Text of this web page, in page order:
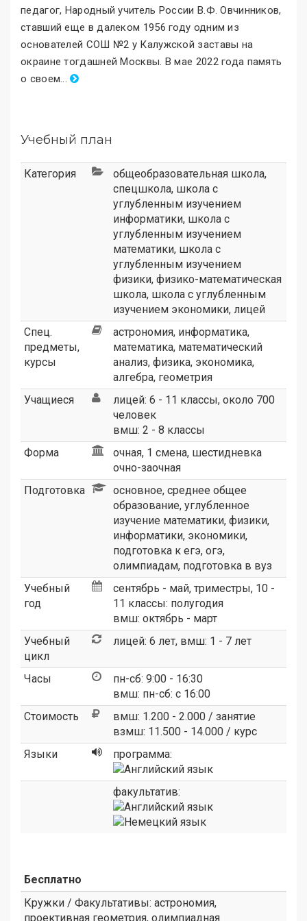
педагог, Народный учитель России В.Ф. Овчинников,
ставший еще в далеком 1956 году одним из
основателей СОШ №2 у Калужской заставы на
окраине тогдашней Москвы. В мае 2022 года память
о своем...
Учебный план
Категория общеобразовательная школа,
спецшкола, школа с
углубленным изучением
информатики, школа с
углубленным изучением
математики, школа с
углубленным изучением
физики, физико-математическая
школа, школа с углубленным
изучением экономики, лицей
Спец.
предметы,
курсы
астрономия, информатика,
математика, математический
анализ, физика, экономика,
алгебра, геометрия
Учащиеся
лицей: 6 - 11 классы, около 700
человек
вмш: 2 - 8 классы
Форма
очная, 1 смена, шестидневка
очно-заочная
Подготовка
основное, среднее общее
образование, углубленное
изучение математики, физики,
информатики, экономики,
подготовка к егэ, огэ,
олимпиадам, подготовка в вуз
Учебный
год
сентябрь - май, триместры, 10 -
11 классы: полугодия
вмш: октябрь - март
Учебный
цикл
лицей: 6 лет, вмш: 1 - 7 лет
Часы
пн-сб: 9:00 - 16:30
вмш: пн-сб: с 16:00
Стоимость
вмш: 1.200 - 2.000 / занятие
взмш: 11.500 - 14.000 / курс
Языки
программа:
факультатив:
Бесплатно
Кружки / Факультативы: астрономия,
проективная геометрия, олимпиадная